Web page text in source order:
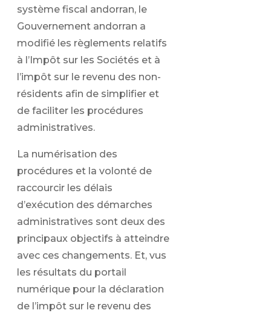
système fiscal andorran, le
Gouvernement andorran a
modifié les règlements relatifs
à l’Impôt sur les Sociétés et à
l’impôt sur le revenu des non-
résidents afin de simplifier et
de faciliter les procédures
administratives.
La numérisation des
procédures et la volonté de
raccourcir les délais
d’exécution des démarches
administratives sont deux des
principaux objectifs à atteindre
avec ces changements. Et, vus
les résultats du portail
numérique pour la déclaration
de l’impôt sur le revenu des